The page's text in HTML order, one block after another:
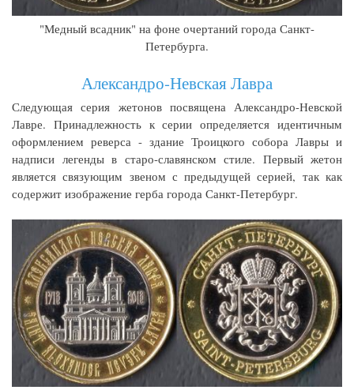
"Медный всадник" на фоне очертаний города Санкт-
Петербурга.
Александро-Невская Лавра
Следующая серия жетонов посвящена Александро-Невской
Лавре. Принадлежность к серии определяется идентичным
оформлением реверса - здание Троицкого собора Лавры и
надписи легенды в старо-славянском стиле. Первый жетон
является связующим звеном с предыдущей серией, так как
содержит изображение герба города Санкт-Петербург.